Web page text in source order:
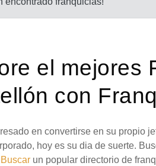
el mejores
con
en convertirse en su propio
hoy es su dia de suerte.
un popular directorio de